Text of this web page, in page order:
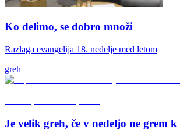
Ko delimo, se dobro množi
Razlaga evangelija 18. nedelje med letom
greh
Je velik greh, če v nedeljo ne grem k